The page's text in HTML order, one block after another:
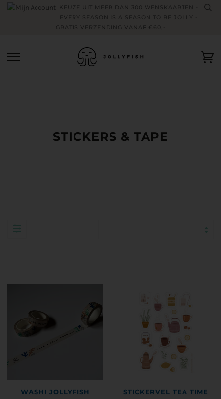
KEUZE UIT MEER DAN 300 WENSKAARTEN -
EVERY SEASON IS A SEASON TO BE JOLLY -
GRATIS VERZENDING VANAF €60,-
STICKERS & TAPE
WASHI JOLLYFISH STICKERVEL TEA TIME